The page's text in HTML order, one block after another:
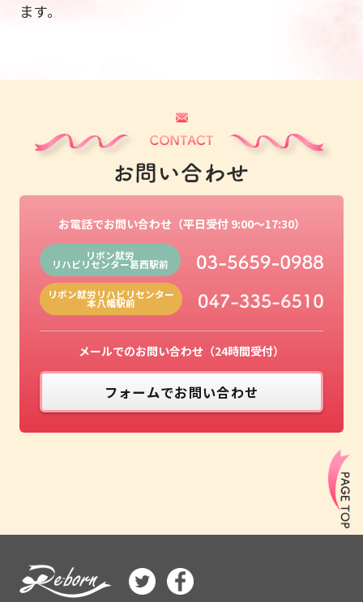
ます。
お電話でお問い合わせ（平日受付 9:00～17:30）
リボン就労
リハビリセンター葛西駅前
リボン就労リハビリセンター
本八幡駅前
メールでのお問い合わせ（24時間受付）
フォームでお問い合わせ